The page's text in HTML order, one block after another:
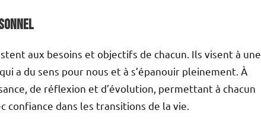
aux besoins et objectifs de chacun. Ils visent à une
a du sens pour nous et à s’épanouir pleinement. À
de réflexion et d’évolution, permettant à chacun
dans les transitions de la vie.